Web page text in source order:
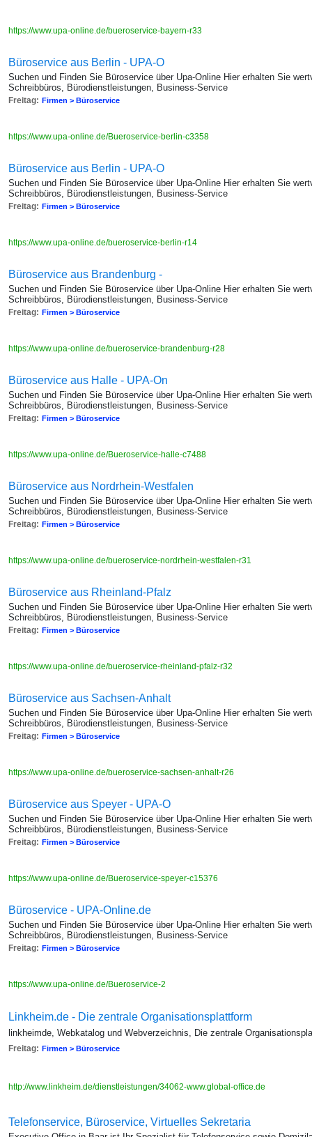
https://www.upa-online.de/bueroservice-bayern-r33
Büroservice aus Berlin - UPA-O
Suchen und Finden Sie Büroservice über Upa-Online Hier erhalten Sie
Schreibbüros, Bürodienstleistungen, Business-Service
Freitag: Firmen > Büroservice
https://www.upa-online.de/Bueroservice-berlin-c3358
Büroservice aus Berlin - UPA-O
Suchen und Finden Sie Büroservice über Upa-Online Hier erhalten Sie
Schreibbüros, Bürodienstleistungen, Business-Service
Freitag: Firmen > Büroservice
https://www.upa-online.de/bueroservice-berlin-r14
Büroservice aus Brandenburg -
Suchen und Finden Sie Büroservice über Upa-Online Hier erhalten Sie
Schreibbüros, Bürodienstleistungen, Business-Service
Freitag: Firmen > Büroservice
https://www.upa-online.de/bueroservice-brandenburg-r28
Büroservice aus Halle - UPA-On
Suchen und Finden Sie Büroservice über Upa-Online Hier erhalten Sie
Schreibbüros, Bürodienstleistungen, Business-Service
Freitag: Firmen > Büroservice
https://www.upa-online.de/Bueroservice-halle-c7488
Büroservice aus Nordrhein-Westfalen
Suchen und Finden Sie Büroservice über Upa-Online Hier erhalten Sie
Schreibbüros, Bürodienstleistungen, Business-Service
Freitag: Firmen > Büroservice
https://www.upa-online.de/bueroservice-nordrhein-westfalen-r31
Büroservice aus Rheinland-Pfalz
Suchen und Finden Sie Büroservice über Upa-Online Hier erhalten Sie
Schreibbüros, Bürodienstleistungen, Business-Service
Freitag: Firmen > Büroservice
https://www.upa-online.de/bueroservice-rheinland-pfalz-r32
Büroservice aus Sachsen-Anhalt
Suchen und Finden Sie Büroservice über Upa-Online Hier erhalten Sie
Schreibbüros, Bürodienstleistungen, Business-Service
Freitag: Firmen > Büroservice
https://www.upa-online.de/bueroservice-sachsen-anhalt-r26
Büroservice aus Speyer - UPA-O
Suchen und Finden Sie Büroservice über Upa-Online Hier erhalten Sie
Schreibbüros, Bürodienstleistungen, Business-Service
Freitag: Firmen > Büroservice
https://www.upa-online.de/Bueroservice-speyer-c15376
Büroservice - UPA-Online.de
Suchen und Finden Sie Büroservice über Upa-Online Hier erhalten Sie
Schreibbüros, Bürodienstleistungen, Business-Service
Freitag: Firmen > Büroservice
https://www.upa-online.de/Bueroservice-2
Linkheim.de - Die zentrale Organisationsplattform
linkheimde, Webkatalog und Webverzeichnis, Die zentrale
Freitag: Firmen > Büroservice
http://www.linkheim.de/dienstleistungen/34062-www.global-office.de
Telefonservice, Büroservice, Virtuelles Sekretaria